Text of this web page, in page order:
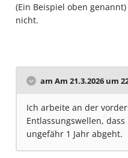
(Ein Beispiel oben
nicht.
am Am 21.3.2026 um
Ich arbeite an der
Entlassungswellen,
ungefähr 1 Jahr abgeht.